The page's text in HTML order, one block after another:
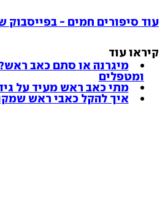
עוד סיפורים חמים - בפייסבוק
קיראו עוד
מיגרנה או סתם כאב
ומטפלים
מתי כאב ראש מעיד על גידול
איך להקל כאבי ראש שמקורם